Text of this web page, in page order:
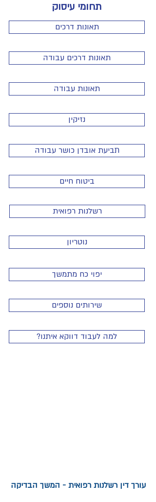
תחומי עיסוק
תאונות דרכים
תאונות דרכים עבודה
תאונות עבודה
נזיקין
תביעת אובדן כושר עבודה
ביטוח חיים
רשלנות רפואית
נוטריון
יפוי כח מתמשך
שירותים נוספים
?למה לעבוד דווקא איתנו
עורך דין רשלנות רפואית - המשך הבדיקה